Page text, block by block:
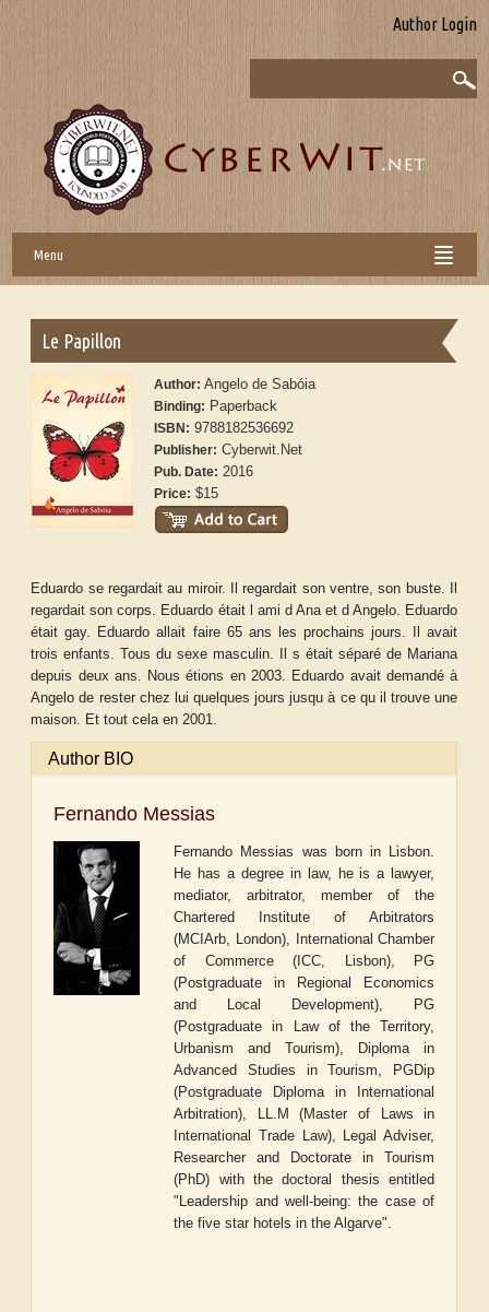
Author Login
Menu
Le Papillon
Author:Angelo de Sabóia
Binding: Paperback
ISBN: 9788182536692
Publisher: Cyberwit.Net
Pub. Date: 2016
Price: $15
Eduardo se regardait au miroir. Il regardait son ventre, son buste. Il
regardait son corps. Eduardo était l ami d Ana et d Angelo. Eduardo
était gay. Eduardo allait faire 65 ans les prochains jours. Il avait
trois enfants. Tous du sexe masculin. Il s était séparé de Mariana
depuis deux ans. Nous étions en 2003. Eduardo avait demandé à
Angelo de rester chez lui quelques jours jusqu à ce qu il trouve une
maison. Et tout cela en 2001.
Author BIO
Fernando Messias
Fernando Messias was born in Lisbon.
He has a degree in law, he is a lawyer,
mediator, arbitrator, member of the
Chartered Institute of Arbitrators
(MCIArb, London), International Chamber
of Commerce (ICC, Lisbon),
PG
(Postgraduate in Regional Economics
and Local Development), PG
(Postgraduate in Law of the Territory,
Urbanism and Tourism), Diploma in
Advanced Studies in Tourism, PGDip
(Postgraduate Diploma in International
Arbitration), LL.M (Master of Laws in
International Trade Law), Legal Adviser,
Researcher and Doctorate in Tourism
(PhD) with the doctoral thesis entitled
"Leadership and well-being: the case of
the five star hotels in the Algarve".